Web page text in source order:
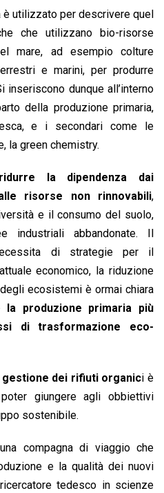
utilizzato per descrivere quel
che utilizzano bio-risorse
mare, ad esempio colture
e marini, per produrre
inseriscono dunque all’interno
della produzione primaria,
e i secondari come le
la green chemistry.
ridurre la dipendenza dai
risorse non rinnovabili,
e il consumo del suolo,
industriali abbandonate. Il
di strategie per il
economico, la riduzione
ecosistemi è ormai chiara
la produzione primaria più
di trasformazione
eco-
gestione dei rifiuti organici è
giungere agli obbiettivi
sostenibile.
compagna di viaggio che
e la qualità dei nuovi
tedesco in scienze